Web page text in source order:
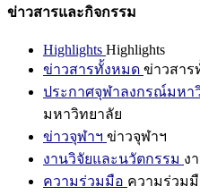
ข่าวสารและกิจกรรม
Highlights Highlights
ข่าวสารทั้งหมด ข่าวสาร
ประกาศจุฬาลงกรณ์มหา
มหาวิทยาลัย
ข่าวจุฬาฯ ข่าวจุฬาฯ
งานวิจัยและนวัตกรรม ง
ความร่วมมือ ความร่วม